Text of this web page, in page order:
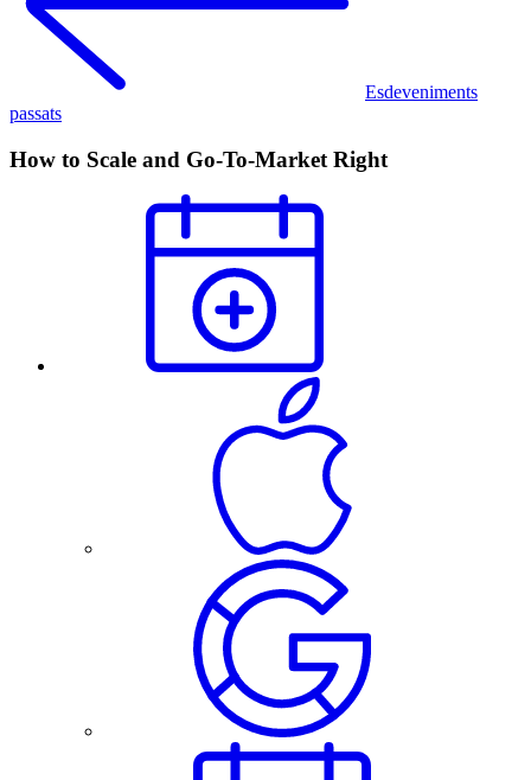
Esdeveniments
passats
How to Scale and Go-To-Market Right